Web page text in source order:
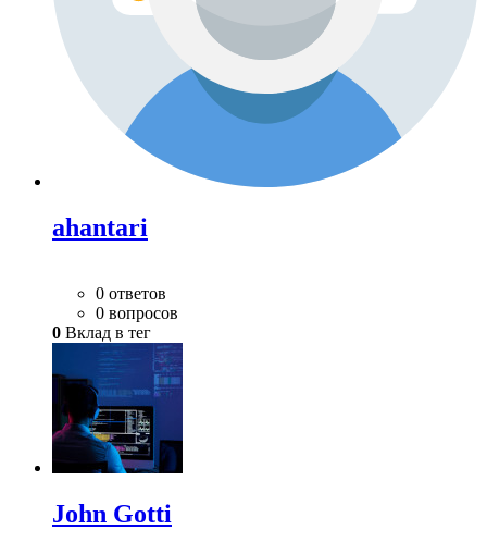
ahantari
0 ответов
0 вопросов
0 Вклад в тег
John Gotti